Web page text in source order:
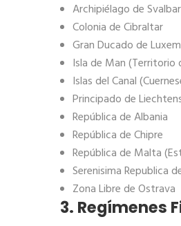
Archipiélago de
Colonia de Cibraltar
Gran Ducado de
Isla de Man (Territorio
Islas del Canal
Principado de
República de Albania
República de Chipre
República de Malta
Serenisima Republica
Zona Libre de Ostrava
3. Regímenes